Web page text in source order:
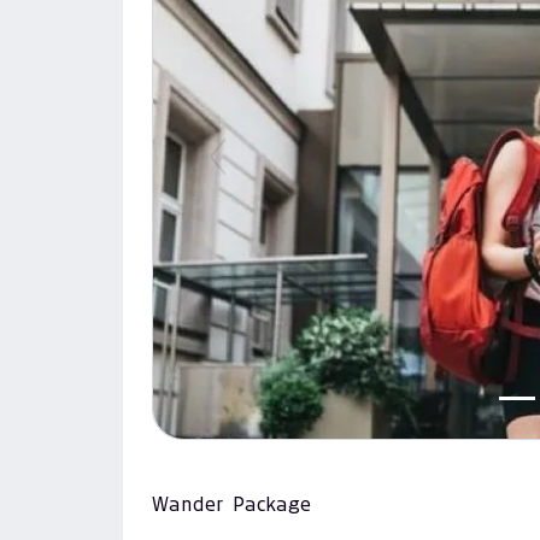
Previous
Wander Package